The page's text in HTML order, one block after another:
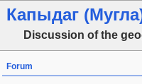
Капыдаг
Discussion of the
Forum